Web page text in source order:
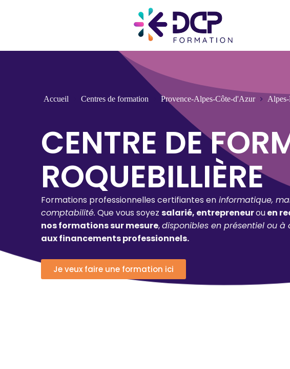
Accueil Centres de formation Provence-Alpes-Côte-d'Azur
CENTRE DE
ROQUEBILLIÈRE
Formations professionnelles certifiantes en informatique,
comptabilité. Que vous soyez salarié, entrepreneurouen
nos formations sur mesure,disponibles en présentiel ou à
aux financements professionnels.
Je veux faire une formation ici